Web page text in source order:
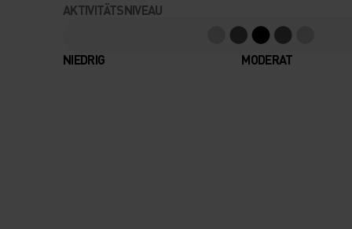
AKTIVITÄTSNIVEAU
NIEDRIG MODERAT